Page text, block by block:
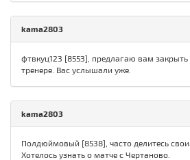
kama2803
фтвкуц123 [8553], предлагаю вам закрыть
тренере. Вас услышали уже.
kama2803
Полдюймовый [8538], часто делитесь
Хотелось узнать о матче с Чертаново.